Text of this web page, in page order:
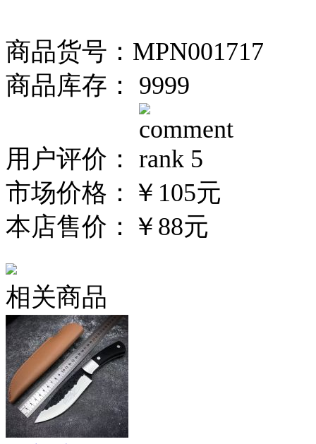
商品货号：MPN001717
商品库存： 9999
用户评价：
市场价格： ￥105元
本店售价： ￥88元
相关商品